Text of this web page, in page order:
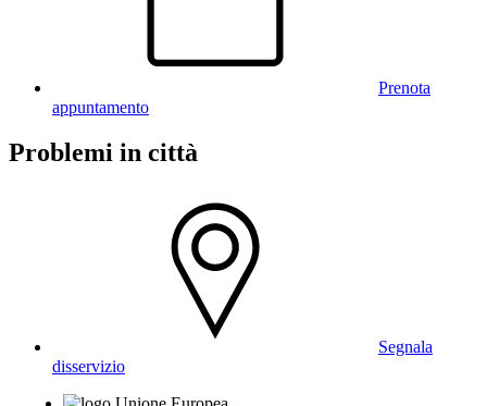
Prenota
appuntamento
Problemi in città
Segnala
disservizio